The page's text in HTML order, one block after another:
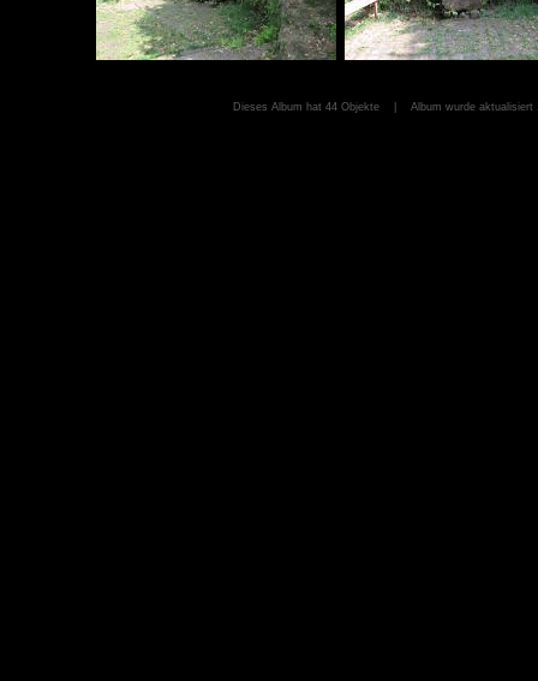
Dieses Album hat 44 Objekte | Album wurde